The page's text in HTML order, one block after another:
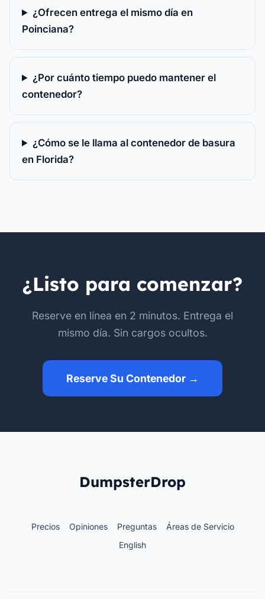
¿Ofrecen entrega el mismo día en
Poinciana?
¿Por cuánto tiempo puedo mantener el
contenedor?
¿Cómo se le llama al contenedor de basura
en Florida?
¿Listo para comenzar?
Reserve en línea en 2 minutos. Entrega el
mismo día. Sin cargos ocultos.
Reserve Su Contenedor →
DumpsterDrop
Precios Opiniones Preguntas
Áreas de Servicio
English